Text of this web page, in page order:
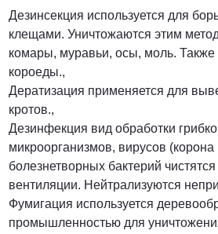
Дезинсекция используется для
клещами. Уничтожаются этим
комары, муравьи, осы, моль. Также
короеды.,
Дератизация применяется для
кротов.,
Дезинфекция вид обработки
микроорганизмов, вирусов
болезнетворных бактерий
вентиляции. Нейтрализуются
Фумигация используется
промышленностью для